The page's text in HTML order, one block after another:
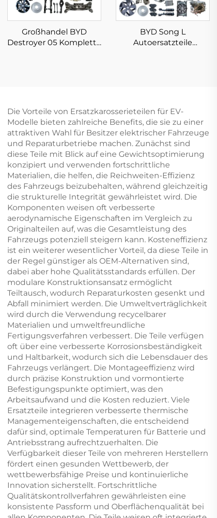
Großhandel BYD
Destroyer 05 Komplette
Lager
BYD Song L
Autoersatzteile
Die Vorteile von Ersatzkarosserieteilen für EV-
Modelle bieten zahlreiche Benefits, die sie zu einer
attraktiven Wahl für Besitzer elektrischer Fahrzeuge
und Reparaturbetriebe machen. Zunächst sind
diese Teile mit Blick auf eine Gewichtsoptimierung
konzipiert und verwenden fortschrittliche
Materialien, die helfen, die Reichweiten-Effizienz
des Fahrzeugs beizubehalten, während gleichzeitig
die strukturelle Integrität gewährleistet wird. Die
Komponenten weisen oft verbesserte
aerodynamische Eigenschaften im Vergleich zu
Originalteilen auf, was die Gesamtleistung des
Fahrzeugs potenziell steigern kann. Kosteneffizienz
ist ein weiterer wesentlicher Vorteil, da diese Teile in
der Regel günstiger als OEM-Alternativen sind,
dabei aber hohe Qualitätsstandards erfüllen. Der
modulare Konstruktionsansatz ermöglicht
Teiltausch, wodurch Reparaturkosten gesenkt und
Abfall minimiert werden. Die Umweltverträglichkeit
wird durch die Verwendung recycelbarer
Materialien und umweltfreundliche
Fertigungsverfahren verbessert. Die Teile verfügen
oft über eine verbesserte Korrosionsbeständigkeit
und Haltbarkeit, wodurch sich die Lebensdauer des
Fahrzeugs verlängert. Die Montageeffizienz wird
durch präzise Konstruktion und vormontierte
Befestigungspunkte optimiert, was den
Arbeitsaufwand und die Kosten reduziert. Viele
Ersatzteile integrieren verbesserte thermische
Managementeigenschaften, die entscheidend
dafür sind, optimale Temperaturen für Batterie und
Antriebsstrang aufrechtzuerhalten. Die
Verfügbarkeit dieser Teile von mehreren Herstellern
fördert einen gesunden Wettbewerb, der
wettbewerbsfähige Preise und kontinuierliche
Innovation sicherstellt. Fortschrittliche
Qualitätskontrollverfahren gewährleisten eine
konsistente Passform und Oberflächenqualität bei